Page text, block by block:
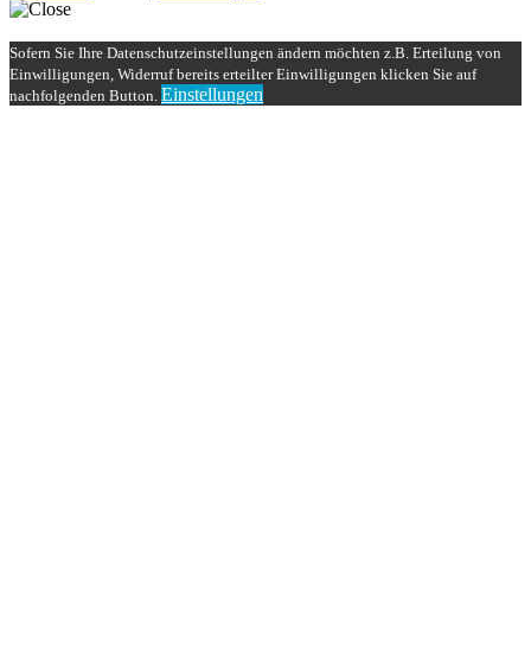
Sofern Sie Ihre Datenschutzeinstellungen ändern möchten z.B. Erteilung von
Einwilligungen, Widerruf bereits erteilter Einwilligungen klicken Sie auf
nachfolgenden Button. Einstellungen